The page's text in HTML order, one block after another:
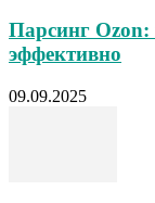
Парсинг Ozon:
эффективно
09.09.2025